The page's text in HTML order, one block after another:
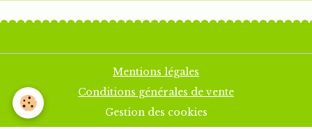
Mentions légales
Conditions générales de vente
Gestion des cookies